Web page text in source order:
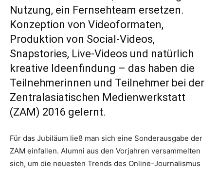
Nutzung, ein Fernsehteam ersetzen.
Konzeption von Videoformaten,
Produktion von Social-Videos,
Snapstories, Live-Videos und natürlich
kreative Ideenfindung – das haben die
Teilnehmerinnen und Teilnehmer bei der
Zentralasiatischen Medienwerkstatt
(ZAM) 2016 gelernt.
Für das Jubiläum ließ man sich eine Sonderausgabe der
ZAM einfallen. Alumni aus den Vorjahren versammelten
sich, um die neuesten Trends des Online-Journalismus